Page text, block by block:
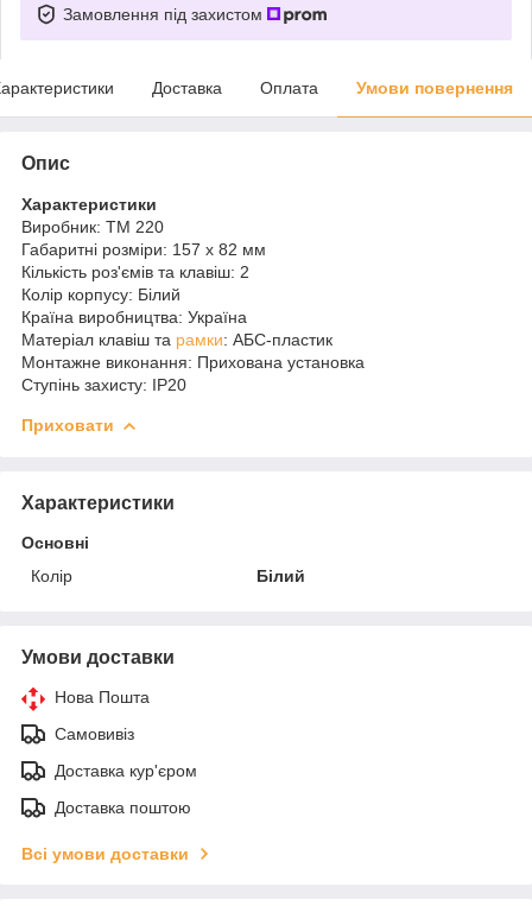
Замовлення під захистом
Доставка Оплата Умови повернення
Опис
Характеристики
Виробник: ТМ 220
Габаритні розміри: 157 x 82 мм
Кількість роз'ємів та клавіш: 2
Колір корпусу: Білий
Країна виробництва: Україна
Матеріал клавіш та рамки: АБС-пластик
Монтажне виконання: Прихована установка
Ступінь захисту: IP20
Приховати
Характеристики
Основні
Колір
Білий
Умови доставки
Нова Пошта
Самовивіз
Доставка кур'єром
Доставка поштою
Всі умови доставки